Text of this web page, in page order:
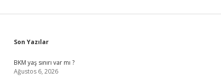
Sidebar
Son Yazılar
BKM yaş sınırı var mı ?
Ağustos 6, 2026